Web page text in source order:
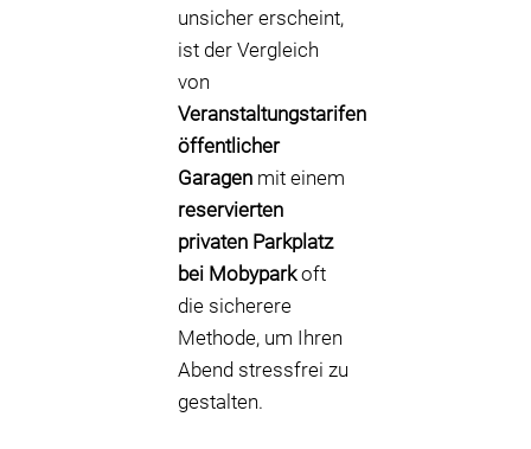
unsicher erscheint,
ist der Vergleich
von
Veranstaltungstarifen
öffentlicher
Garagen mit einem
reservierten
privaten Parkplatz
bei Mobyparkoft
die sicherere
Methode, um Ihren
Abend stressfrei zu
gestalten.